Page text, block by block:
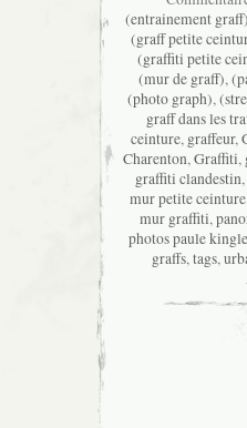
(entrainement graff)
(graff petite
(graffiti petite
(mur de graff),
(photo graph),
graff dans les
ceinture, graffeur,
Charenton,Graffiti,
graffiti clandestin,
mur petite ceinture
mur graffiti,
photos paule
graffs,tags,